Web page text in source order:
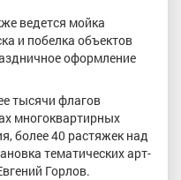
ведется мойка
и побелка объектов
оформление
тысячи флагов
многоквартирных
более 40 растяжек над
тематических арт-
Горлов.